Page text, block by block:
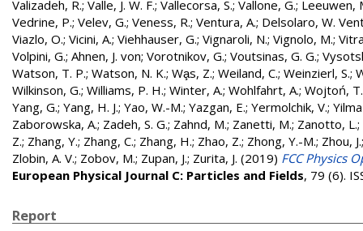
Valizadeh, R.; Valle, J. W. F.; Vallecorsa, S.; Vallone, G.; Leeuwen,
Vedrine, P.; Velev, G.; Veness, R.; Ventura, A.; Delsolaro, W.
Viazlo, O.; Vicini, A.; Viehhauser, G.; Vignaroli, N.; Vignolo, M.;
Volpini, G.; Ahnen, J. von; Vorotnikov, G.; Voutsinas, G. G.;
Watson, T. P.; Watson, N. K.; Wa̧s, Z.; Weiland, C.; Weinzierl, S.;
Wilkinson, G.; Williams, P. H.; Winter, A.; Wohlfahrt, A.; Wojtoń, T.
Yang, G.; Yang, H. J.; Yao, W.-M.; Yazgan, E.; Yermolchik, V.;
Zaborowska, A.; Zadeh, S. G.; Zahnd, M.; Zanetti, M.; Zanotto, L.;
Z.; Zhang, Y.; Zhang, C.; Zhang, H.; Zhao, Z.; Zhong, Y.-M.; Zhou, J.
Zlobin, A. V.; Zobov, M.; Zupan, J.; Zurita, J. (2019) FCC Physics
European Physical Journal C: Particles and Fields, 79 (6).
Report